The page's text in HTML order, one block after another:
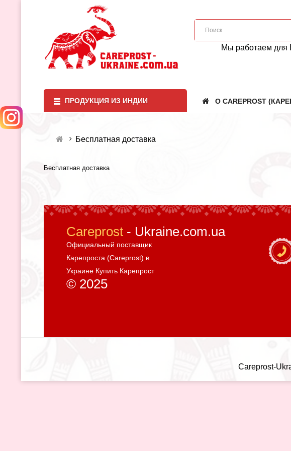
Мы работаем для
ПРОДУКЦИЯ ИЗ ИНДИИ О CAREPROST
Бесплатная доставка
Бесплатная доставка
Careprost - Ukraine.com.ua
Официальный поставщик
Карепроста (Careprost) в
Украине Купить Карепрост
© 2025
Careprost-